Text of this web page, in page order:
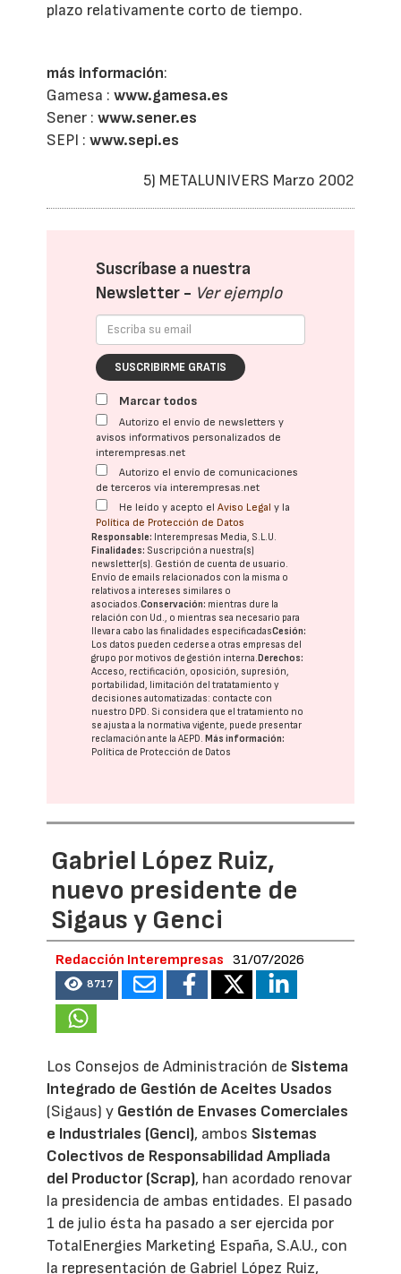
plazo relativamente corto de tiempo.
más información:
Gamesa :www.gamesa.es
Sener :www.sener.es
SEPI :www.sepi.es
5) METALUNIVERS Marzo 2002
Suscríbase a nuestra
Newsletter - Ver ejemplo
SUSCRIBIRME GRATIS
Marcar todos
Autorizo el envío de newsletters y
avisos informativos personalizados de
interempresas.net
Autorizo el envío de comunicaciones
de terceros vía interempresas.net
He leído y acepto elAviso Legal y la
Política de Protección de Datos
Responsable: Interempresas Media, S.L.U.
Finalidades: Suscripción a nuestra(s)
newsletter(s). Gestión de cuenta de usuario.
Envío de emails relacionados con la misma o
relativos a intereses similares o
asociados.Conservación: mientras dure la
relación con Ud., o mientras sea necesario para
llevar a cabo las finalidades especificadasCesión:
Los datos pueden cederse a otras empresas del
grupo por motivos de gestión interna.Derechos:
Acceso, rectificación, oposición, supresión,
portabilidad, limitación del tratatamiento y
decisiones automatizadas: contacte con
nuestro DPD. Si considera que el tratamiento no
se ajusta a la normativa vigente, puede presentar
reclamación ante laAEPD.Más información:
Política de Protección de Datos
Gabriel López Ruiz,
nuevo presidente de
Sigaus y Genci
Redacción Interempresas 31/07/2026
8717
Los Consejos de Administración de Sistema
Integrado de Gestión de Aceites Usados
(Sigaus) y Gestión de Envases Comerciales
e Industriales (Genci), ambos Sistemas
Colectivos de Responsabilidad Ampliada
del Productor (Scrap), han acordado renovar
la presidencia de ambas entidades. El pasado
1 de julio ésta ha pasado a ser ejercida por
TotalEnergies Marketing España, S.A.U., con
la representación de Gabriel López Ruiz,